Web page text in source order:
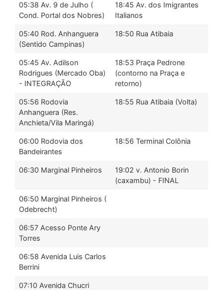
05:38 Av. 9 de Julho (
Cond. Portal dos Nobres)
18:45 Av. dos Imigrantes
Italianos
05:40 Rod. Anhanguera
(Sentido Campinas)
18:50 Rua Atibaia
05:45 Av. Adilson
Rodrigues (Mercado Oba)
- INTEGRAÇÃO
18:53 Praça Pedrone
(contorno na Praça e
retorno)
05:56 Rodovia
Anhanguera (Res.
Anchieta/Vila Maringá)
18:55 Rua Atibaia (Volta)
06:00 Rodovia dos
Bandeirantes
18:56 Terminal Colônia
06:30 Marginal Pinheiros
19:02 v. Antonio Borin
(caxambu) - FINAL
06:50 Marginal Pinheiros (
Odebrecht)
06:57 Acesso Ponte Ary
Torres
06:58 Avenida Luis Carlos
Berrini
07:10 Avenida Chucri